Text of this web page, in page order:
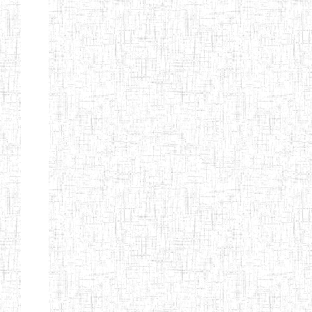
Etablissements
d'enseignement
secondaire
technique
et
professionnel
ESTP
Etablissements